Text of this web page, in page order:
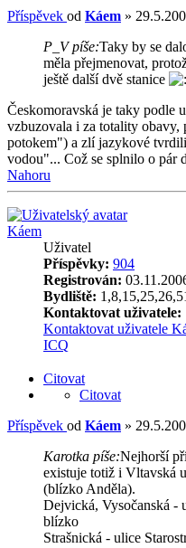
Příspěvek od Káem »
P_V píše:Taky by se
měla přejmenovat,
ještě další dvě stanice
Českomoravská je taky podle
vzbuzovala i za totality obavy,
potokem") a zlí jazykové
vodou"... Což se splnilo o pár
Nahoru
Káem
Uživatel
Příspěvky: 904
Registrován:
Bydliště:
Kontaktovat uživatele:
Kontaktovat uživatele
ICQ
Citovat
Citovat
Příspěvek od Káem »
Karotka píše:Nejhorší
existuje totiž i Vltavská
(blízko Anděla).
Dejvická, Vysočanská -
blízko
Strašnická - ulice